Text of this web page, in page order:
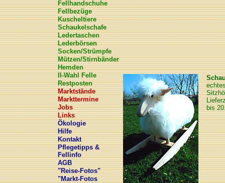
Fellhandschuhe
Fellbezüge
Kuscheltiere
Schaukelschafe
Ledertaschen
Lederbörsen
Socken/Strümpfe
Mützen/Stirnbänder
Hemden
II-Wahl Felle
Restposten
Marktstände
Markttermine
Jobs
Links
Ökologie
Hilfe
Kontakt
Pflegetipps &
Fellinfo
AGB
"Reise-Fotos"
"Markt-Fotos
bis